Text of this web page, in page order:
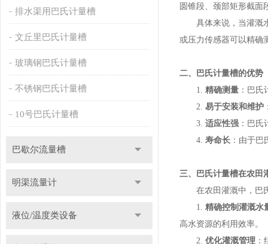
排水渠用巴氏计量槽
文丘里巴氏计量槽
玻璃钢巴氏计量槽
不锈钢巴氏计量槽
10号巴氏计量槽
巴歇尔流量槽
明渠流量计
液位/温度类设备
圆锥段、颈部矩形截
具体来说，当灌溉水
或压力传感器可以精确
二、巴氏计量槽的优势
1. 精确测量 ：巴
2. 易于安装和维护
3. 适应性强 ：巴
4. 寿命长 ：由于
三、巴氏计量槽在农田
在农田灌溉中，巴氏
1. 精确控制灌溉水
高水资源的利用效率。
2. 优化灌溉管理